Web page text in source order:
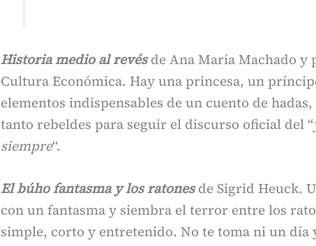
Historia medio al revésde Ana María Machado y
Cultura Económica. Hay una princesa, un
elementos indispensables de un cuento de
tanto rebeldes para seguir el discurso oficial del “
siempre“.
El búho fantasma y los ratonesde Sigrid Heuck.
con un fantasma y siembra el terror entre los
simple, corto y entretenido. No te toma ni un día